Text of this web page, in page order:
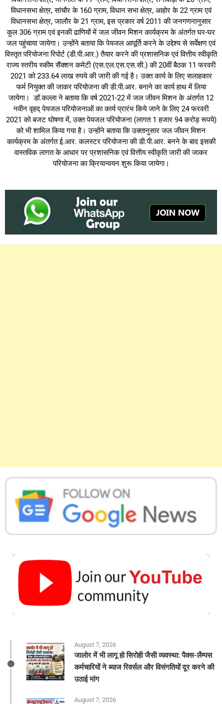
विधानसभा क्षेत्र, सांचौर के 160 ग्राम, विधान सभा क्षेत्र, आहोर के 22 ग्राम एवं
विधानसभा क्षेत्र, जालौर के 21 ग्राम, इस प्रकार वर्ष 2011 की जनगणनानुसार
कुल 306 ग्राम एवं इनकी ढाणियों में जल जीवन मिशन कार्यक्रम के अंतर्गत घर-घर
जल पहुंचाया जायेगा। उन्होंने बताया कि पेयजल आपूर्ति करने के उद्देश्य से सर्वेक्षण एवं
विस्तृत परियोजना रिपोर्ट (डी.पी.आर.) तैयार करने की प्रशासनिक एवं वित्तीय स्वीकृति
राज्य स्तरीय स्कीम सैंक्शन कमेटी (एस.एल.एस.एस.सी.) की 20वीं बैठक 11 फरवरी
2021 को 233.64 लाख रुपये की जारी की गई है। उक्त कार्य के लिए सलाहकार
फर्म नियुक्त की जाकर परियोजना की डी.पी.आर. बनाने का कार्य हाथ में लिया
जायेगा। डॉ.कल्ला ने बताया कि वर्ष 2021-22 में जल जीवन मिशन के अंतर्गत 12
नवीन वृहद् पेयजल परियोजनाओं का कार्य प्रारंभ किये जाने के लिए 24 फरवरी
2021 को बजट घोषणा में, उक्त पेयजल परियोजना (लागत 1 हजार 94 करोड़ रूपये)
को भी शामिल किया गया है। उन्होंने बताया कि उक्तानुसार जल जीवन मिशन
कार्यक्रम के अंतर्गत ई.आर. कलस्टर परियोजना की डी.पी.आर. बनने के बाद इसकी
वास्तविक लागत के आधार पर प्रशासनिक एवं वित्तीय स्वीकृति जारी की जाकर
परियोजना का क्रियान्वयन शुरू किया जायेगा।
August 7, 2026
जालोर में भी लागू हो सिरोही जैसी व्यवस्था: पैक्स-लैम्पस
कर्मचारियों ने ब्याज रिवर्सल और विसंगतियों दूर करने की
उठाई मांग
August 7, 2026